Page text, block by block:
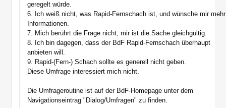
geregelt würde.
6. Ich weiß nicht, was Rapid-Fernschach ist, und wünsche mir mehr
Informationen.
7. Mich berührt die Frage nicht, mir ist die Sache gleichgültig.
8. Ich bin dagegen, dass der BdF Rapid-Fernschach überhaupt
anbieten will.
9. Rapid-(Fern-) Schach sollte es generell nicht geben.
Diese Umfrage interessiert mich nicht.
Die Umfrageroutine ist auf der BdF-Homepage unter dem
Navigationseintrag "Dialog/Umfragen" zu finden.